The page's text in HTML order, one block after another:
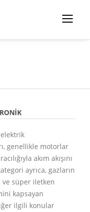
genellikle motorlar
akım akışını
ayrıca, gazların
ve süper iletken
kapsayan
ilgili konular